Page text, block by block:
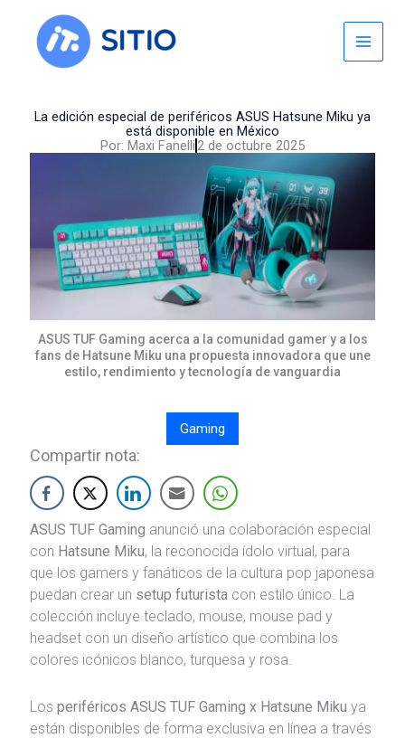
content
La edición especial de periféricos ASUS Hatsune Miku ya
está disponible en México
Por: Maxi Fanelli2 de octubre 2025
ASUS TUF Gaming acerca a la comunidad gamer y a los
fans de Hatsune Miku una propuesta innovadora que une
estilo, rendimiento y tecnología de vanguardia
Gaming
Compartir nota:
ASUS TUF Gaming anunció una colaboración especial
con Hatsune Miku, la reconocida ídolo virtual, para
que los gamers y fanáticos de la cultura pop japonesa
puedan crear un setup futuristacon estilo único. La
colección incluye teclado, mouse, mouse pad y
headset con un diseño artístico que combina los
colores icónicos blanco, turquesa y rosa.
Los periféricos ASUS TUF Gaming x Hatsune Miku ya
están disponibles de forma exclusiva en línea a través